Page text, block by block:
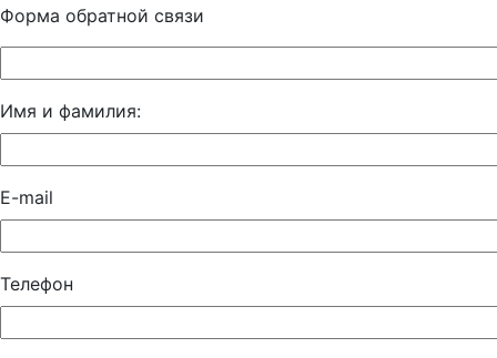
Форма обратной связи
Имя и фамилия:
E-mail
Телефон